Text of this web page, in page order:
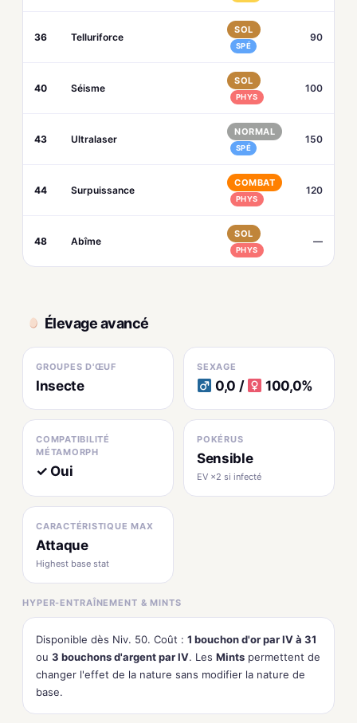
36 Telluriforce
SOL
SPÉ
90
40 Séisme
SOL
PHYS
100
43 Ultralaser
NORMAL
SPÉ
150
44 Surpuissance
COMBAT
PHYS
120
48 Abîme
SOL
PHYS
—
Élevage avancé
GROUPES D'ŒUF
Insecte
SEXAGE
0,0 / 100,0%
COMPATIBILITÉ
MÉTAMORPH
✓ Oui
POKÉRUS
Sensible
EV ×2 si infecté
CARACTÉRISTIQUE MAX
Attaque
Highest base stat
HYPER-ENTRAÎNEMENT & MINTS
Disponible dès Niv. 50. Coût : 1 bouchon d'or par IV à 31
ou 3 bouchons d'argent par IV. Les Mints permettent de
changer l'effet de la nature sans modifier la nature de
base.